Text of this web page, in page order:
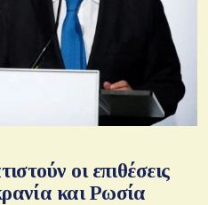
οι επιθέσεις
και Ρωσία